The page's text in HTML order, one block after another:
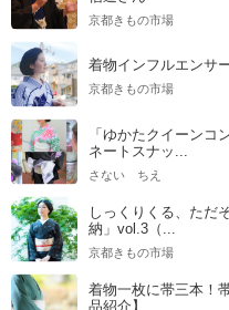
京都きもの市場
着物インフルエンサ
京都きもの市場
「ゆかたクイーンコ
ネートスナッ...
さない ちえ
しっくりくる、ただ
納」vol.3（...
京都きもの市場
着物一枚に帯三本！
品紹介】